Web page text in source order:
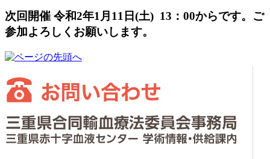
次回開催 令和2年1月11日(土) 13：00からです。ご
参加よろしくお願いします。